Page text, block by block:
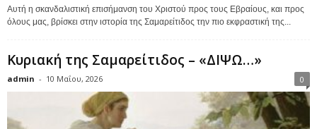
Αυτή η σκανδαλιστική επισήμανση του Χριστού προς τους Εβραίους, και προς
όλους μας, βρίσκει στην ιστορία της Σαμαρείτιδος την πιο εκφραστική της...
Κυριακή της Σαμαρείτιδος – «ΔΙΨΩ…»
admin - 10 Μαΐου, 2026 0